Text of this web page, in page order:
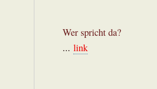
Wer spricht da?
... link